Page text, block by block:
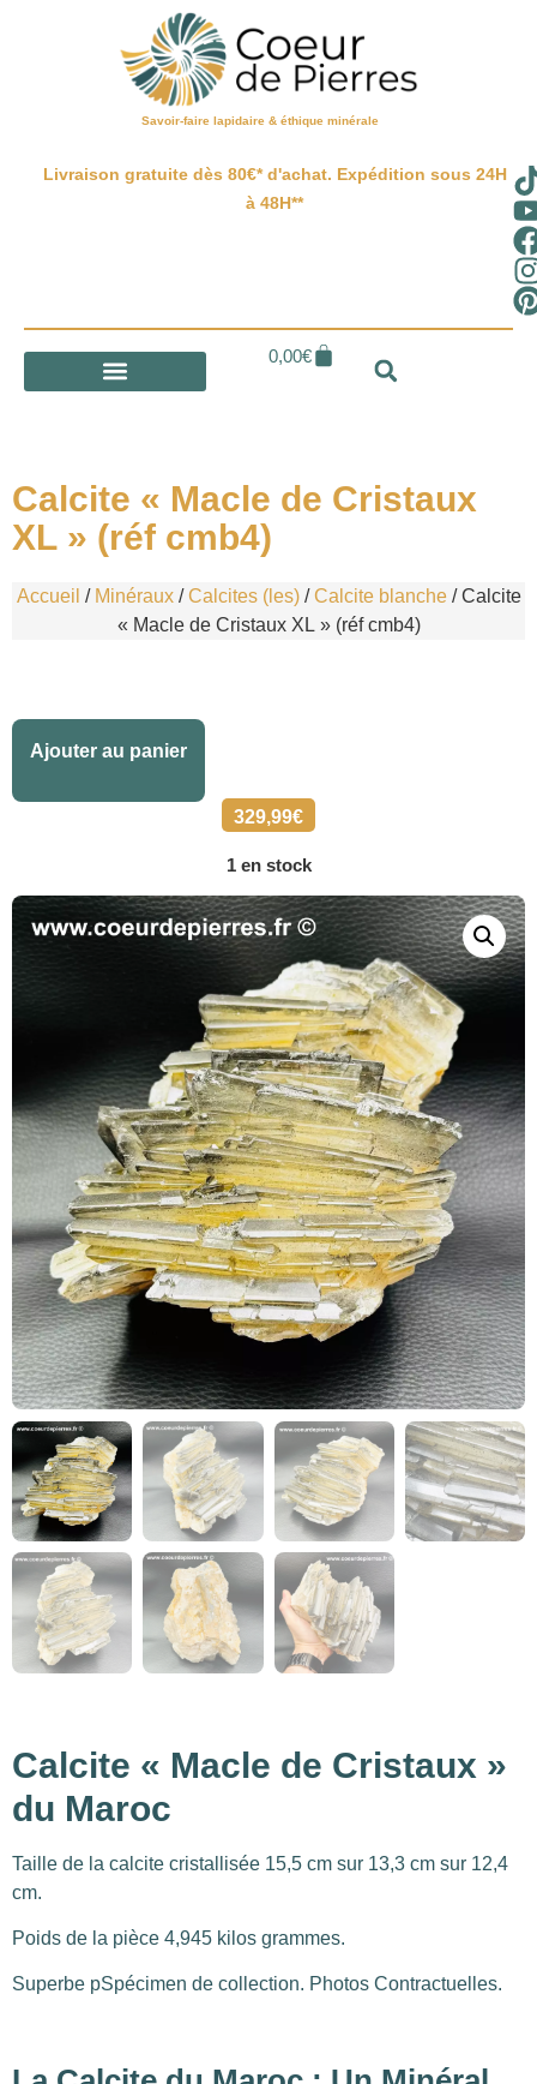
Savoir-faire lapidaire & éthique minérale
Livraison gratuite dès 80€* d'achat. Expédition sous 24H
à 48H**
0,00€
Calcite « Macle de Cristaux
XL » (réf cmb4)
Accueil / Minéraux/Calcites (les)/Calcite blanche/ Calcite
« Macle de Cristaux XL » (réf cmb4)
Calcite « Macle de Cristaux »
du Maroc
Taille de la calcite cristallisée 15,5 cm sur 13,3 cm sur 12,4
cm.
Poids de la pièce 4,945 kilos grammes.
Superbe pSpécimen de collection. Photos Contractuelles.
329,99€
1 en stock
Ajouter au panier